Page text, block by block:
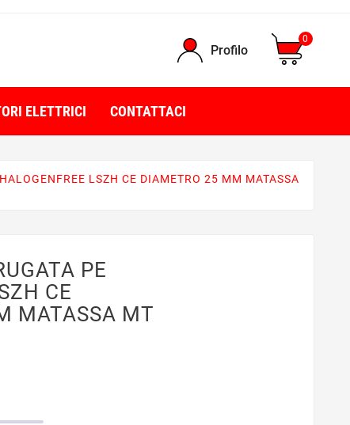
Profilo
0
ELETTRICI CONTATTACI
LSZH CE DIAMETRO 25 MM MATASSA
PE
CE
MATASSA MT